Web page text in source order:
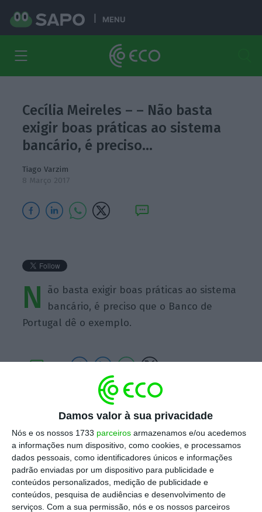
Damos valor à sua privacidade
Nós e os nossos 1733 parceiros armazenamos e/ou acedemos
a informações num dispositivo, como cookies, e processamos
dados pessoais, como identificadores únicos e informações
padrão enviadas por um dispositivo para publicidade e
conteúdos personalizados, medição de publicidade e
conteúdos, pesquisa de audiências e desenvolvimento de
serviços. Com a sua permissão, nós e os nossos parceiros
MENU
Cecília Meireles – – Não basta
exigir boas práticas ao sistema
bancário, é preciso…
Tiago Varzim
8 Março 2017
N
ão basta exigir boas práticas ao sistema
bancário, é preciso que o Banco de
Portugal dê o exemplo.
Assine o ECO Premium
No momento em que a informação é
mais importante do que nunca, apoie